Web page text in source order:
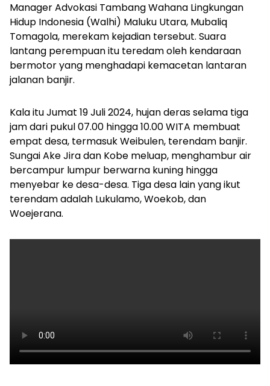
Manager Advokasi Tambang Wahana Lingkungan
Hidup Indonesia (Walhi) Maluku Utara, Mubaliq
Tomagola, merekam kejadian tersebut. Suara
lantang perempuan itu teredam oleh kendaraan
bermotor yang menghadapi kemacetan lantaran
jalanan banjir.
Kala itu Jumat 19 Juli 2024, hujan deras selama tiga
jam dari pukul 07.00 hingga 10.00 WITA membuat
empat desa, termasuk Weibulen, terendam banjir.
Sungai Ake Jira dan Kobe meluap, menghambur air
bercampur lumpur berwarna kuning hingga
menyebar ke desa-desa. Tiga desa lain yang ikut
terendam adalah Lukulamo, Woekob, dan
Woejerana.